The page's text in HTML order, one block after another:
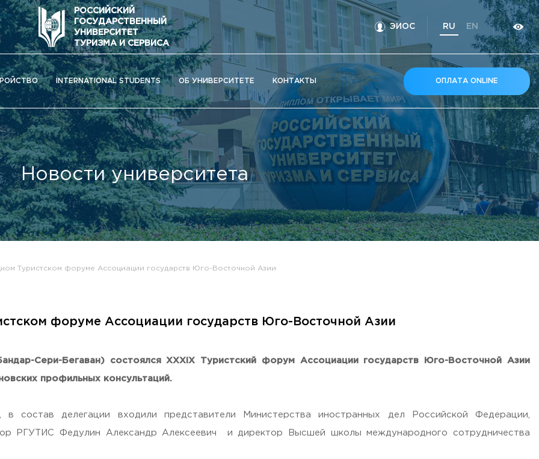
РОССИЙСКИЙ
ГОСУДАРСТВЕННЫЙ
УНИВЕРСИТЕТ
ТУРИЗМА И СЕРВИСА
ЭИОС RU EN
INTERNATIONAL STUDENTS ОБ УНИВЕРСИТЕТЕ КOНТАКТЫ ОПЛАТА ONLINE
Новости университета
Туристском форуме Ассоциации государств Юго-Восточной Азии
форуме Ассоциации государств Юго-Восточной Азии
Сери-Бегаван) состоялся XXXIX Туристский форум Ассоциации государств Юго-Восточной Азии
профильных консультаций.
состав делегации входили представители Министерства иностранных дел Российской Федерации,
РГУТИС Федулин Александр Алексеевич и директор Высшей школы международного сотрудничества